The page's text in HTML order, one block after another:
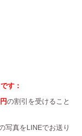
す：
の割引を受けること
写真をLINEでお送り